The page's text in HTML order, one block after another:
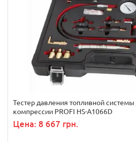
Тестер давления топливной
компрессии PROFI HS-A1066D
Цена: 8 667 грн.